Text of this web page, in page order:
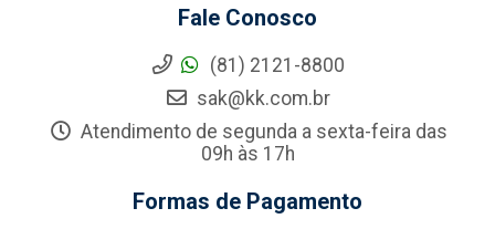
Fale Conosco
(81) 2121-8800
sak@kk.com.br
Atendimento de segunda a sexta-feira das
09h às 17h
Formas de Pagamento